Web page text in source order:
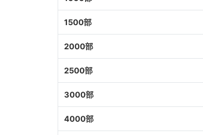
1500部
2000部
2500部
3000部
4000部